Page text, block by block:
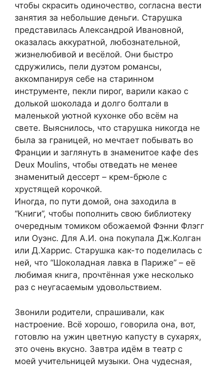
чтобы скрасить одиночество, согласна вести
занятия за небольшие деньги. Старушка
представилась Александрой Ивановной,
оказалась аккуратной, любознательной,
жизнелюбивой и весёлой. Они быстро
сдружились, пели дуэтом романсы,
аккомпанируя себе на старинном
инструменте, пекли пирог, варили какао с
долькой шоколада и долго болтали в
маленькой уютной кухонке обо всём на
свете. Выяснилось, что старушка никогда не
была за границей, но мечтает побывать во
Франции и заглянуть в знаменитое кафе des
Deux Moulins, чтобы отведать не менее
знаменитый дессерт – крем-брюле с
хрустящей корочкой.
Иногда, по пути домой, она заходила в
“Книги”, чтобы пополнить свою библиотеку
очередным томиком обожаемой Фэнни Флэгг
или Оуэнс. Для А.И. она покупала Дж.Колган
или Д.Харрис. Старушка как-то поделилась с
ней, что “Шоколадная лавка в Париже” – её
любимая книга, прочтённая уже несколько
раз с неугасаемым удовольствием.
Звонили родители, спрашивали, как
настроение. Всё хорошо, говорила она, вот,
готовлю на ужин цветную капусту в сухарях,
это очень вкусно. Завтра идём в театр с
моей учительницей музыки. Она чудесная,